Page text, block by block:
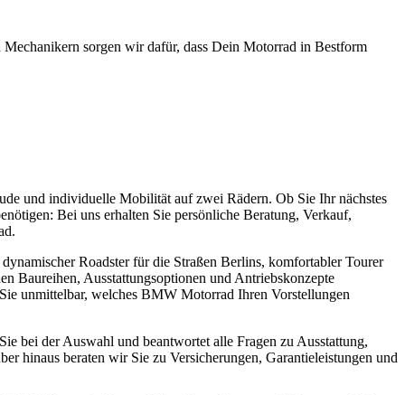
sorgen wir dafür, dass Dein Motorrad in Bestform
und individuelle Mobilität auf zwei Rädern. Ob Sie Ihr nächstes
Bei uns erhalten Sie persönliche Beratung, Verkauf,
Roadster für die Straßen Berlins, komfortabler Tourer
Baureihen, Ausstattungsoptionen und Antriebskonzepte
unmittelbar, welches BMW Motorrad Ihren Vorstellungen
bei der Auswahl und beantwortet alle Fragen zu Ausstattung,
hinaus beraten wir Sie zu Versicherungen, Garantieleistungen und